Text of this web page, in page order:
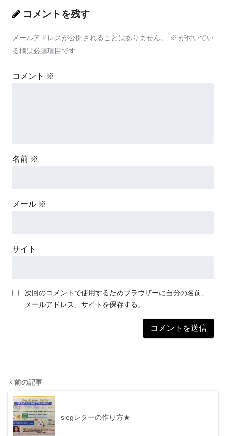
コメントを残す
メールアドレスが公開されることはありません。 ※ が付いてい
る欄は必須項目です
コメント ※
名前 ※
メール ※
サイト
次回のコメントで使用するためブラウザーに自分の名前、
メールアドレス、サイトを保存する。
前の記事
siegレターの作り方★